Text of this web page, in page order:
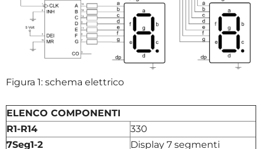
Figura 1: schema elettrico
ELENCO COMPONENTI
R1-R14
330
7Seg1-2
Display 7 segmenti